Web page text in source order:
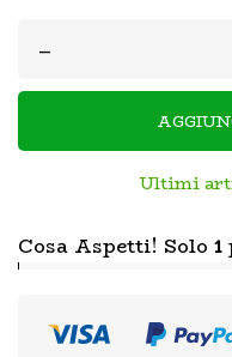
–
Ultimi
Cosa Aspetti! Solo 1